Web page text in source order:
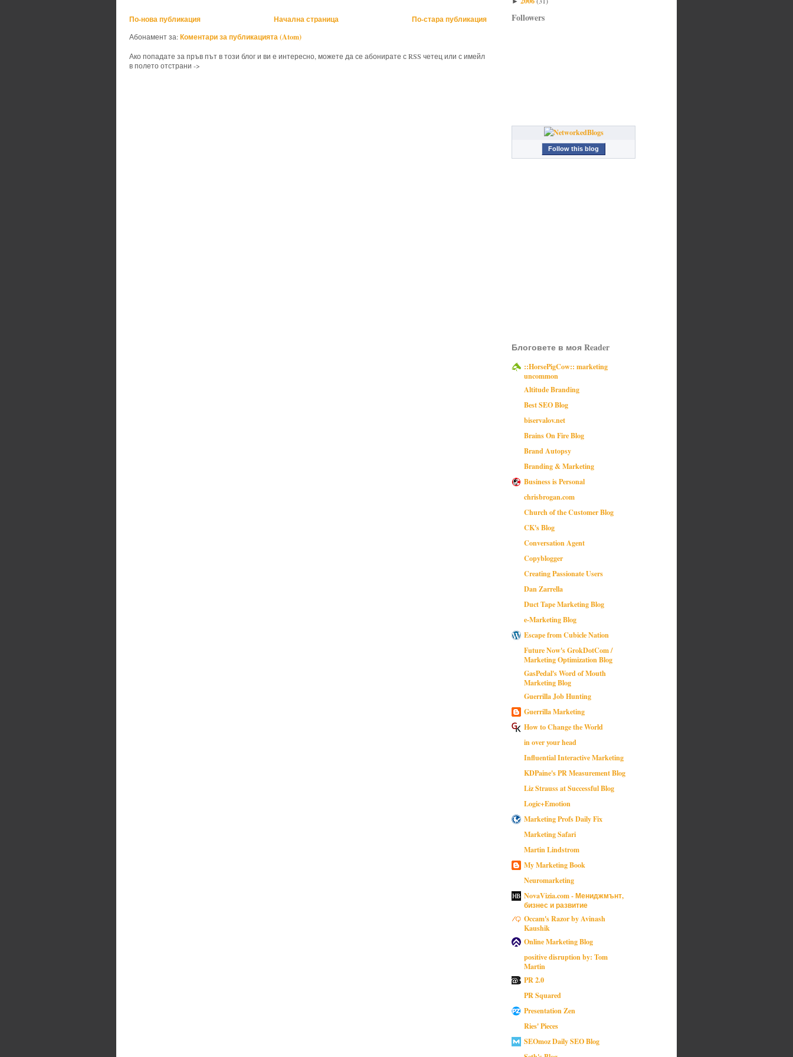
По-нова публикация По-стара публикация
Начална страница
Абонамент за:Коментари за публикацията (Atom)
Ако попадате за пръв път в този блог и ви е интересно, можете да се абонирате с RSS четец или с имейл
в полето отстрани ->
Followers
Follow this blog
Блоговете в моя Reader
::HorsePigCow:: marketing
uncommon
Altitude Branding
Best SEO Blog
biservalov.net
Brains On Fire Blog
Brand Autopsy
Branding & Marketing
Business is Personal
chrisbrogan.com
Church of the Customer Blog
CK's Blog
Conversation Agent
Copyblogger
Creating Passionate Users
Dan Zarrella
Duct Tape Marketing Blog
e-Marketing Blog
Escape from Cubicle Nation
Future Now's GrokDotCom /
Marketing Optimization Blog
GasPedal's Word of Mouth
Marketing Blog
Guerrilla Job Hunting
Guerrilla Marketing
How to Change the World
in over your head
Influential Interactive Marketing
KDPaine's PR Measurement Blog
Liz Strauss at Successful Blog
Logic+Emotion
Marketing Profs Daily Fix
Marketing Safari
Martin Lindstrom
My Marketing Book
Neuromarketing
NovaVizia.com - Мениджмънт,
бизнес и развитие
Occam's Razor by Avinash
Kaushik
Online Marketing Blog
positive disruption by: Tom
Martin
PR 2.0
PR Squared
Presentation Zen
Ries' Pieces
SEOmoz Daily SEO Blog